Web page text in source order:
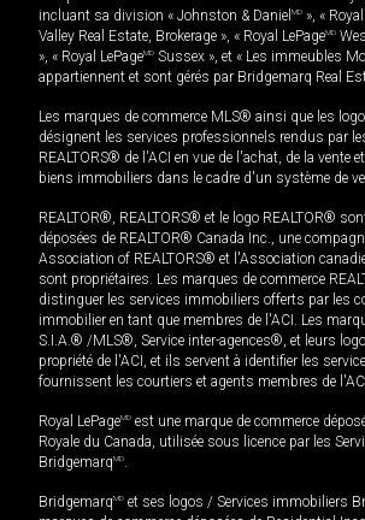
incluant sa division « Johnston & Daniel MD », «
Valley Real Estate, Brokerage », « Royal LePageMD
», « Royal LePageMD Sussex », et « Les immeubles
appartiennent et sont gérés par Bridgemarq Real
Les marques de commerce MLS® ainsi que les
désignent les services professionnels rendus par
REALTORS® de l'ACI en vue de l'achat, de la vente
biens immobiliers dans le cadre d'un système de
REALTOR®, REALTORS® et le logo REALTOR®
déposées de REALTOR® Canada Inc., une
Association of REALTORS® et l'Association
sont propriétaires. Les marques de commerce
distinguer les services immobiliers offerts par les
immobilier en tant que membres de l'ACI. Les
S.I.A.® /MLS®, Service inter-agences®, et leurs
propriété de l'ACI, et ils servent à identifier les
fournissent les courtiers et agents membres de
Royal LePageMD est une marque de commerce
Royale du Canada, utilisée sous licence par les
BridgemarqMD.
BridgemarqMD et ses logos / Services immobiliers